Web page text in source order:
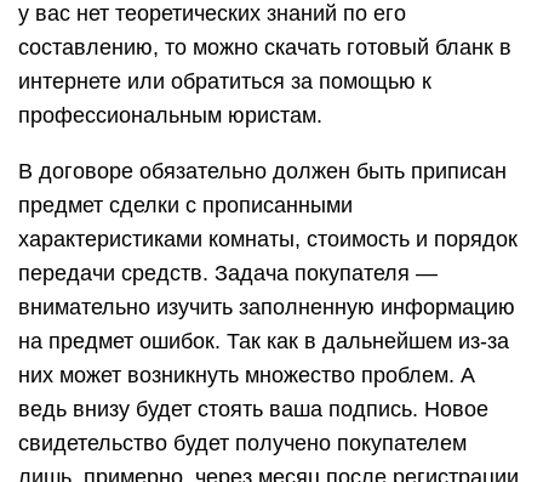
у вас нет теоретических знаний по его
составлению, то можно скачать готовый бланк в
интернете или обратиться за помощью к
профессиональным юристам.
В договоре обязательно должен быть приписан
предмет сделки с прописанными
характеристиками комнаты, стоимость и порядок
передачи средств. Задача покупателя —
внимательно изучить заполненную информацию
на предмет ошибок. Так как в дальнейшем из-за
них может возникнуть множество проблем. А
ведь внизу будет стоять ваша подпись. Новое
свидетельство будет получено покупателем
лишь, примерно, через месяц после регистрации